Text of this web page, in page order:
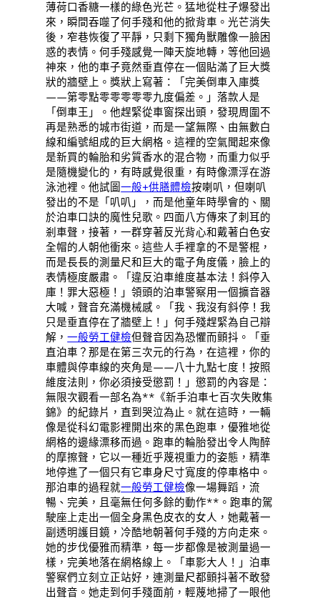
薄荷口香糖一樣的綠色光芒。猛地從柱子爆發出
來，瞬間吞噬了何手殘和他的掀背車。光芒消失
後，窄巷恢復了平靜，只剩下獨角獸雕像一臉困
惑的表情。何手殘感覺一陣天旋地轉，等他回過
神來，他的車子竟然垂直停在一個貼滿了巨大獎
狀的牆壁上。獎狀上寫著：「完美倒車入庫獎
——第零點零零零零零九度偏差。」落款人是
「倒車王」。他趕緊從車窗探出頭，發現周圍不
再是熟悉的城市街道，而是一望無際、由無數白
線和編號組成的巨大網格。這裡的空氣聞起來像
是新買的輪胎和劣質香水的混合物，而重力似乎
是隨機變化的，有時感覺很重，有時像漂浮在游
泳池裡。他試圖一般+供膳體檢按喇叭，但喇叭
發出的不是「叭叭」，而是他童年時學會的、關
於泊車口訣的魔性兒歌。四面八方傳來了刺耳的
剎車聲，接著，一群穿著反光背心和戴著白色安
全帽的人朝他衝來。這些人手裡拿的不是警棍，
而是長長的測量尺和巨大的電子角度儀，臉上的
表情極度嚴肅。「違反泊車維度基本法！斜停入
庫！罪大惡極！」領頭的泊車警察用一個擴音器
大喊，聲音充滿機械感。「我、我沒有斜停！我
只是垂直停在了牆壁上！」何手殘趕緊為自己辯
解，一般勞工健檢但聲音因為恐懼而顫抖。「垂
直泊車？那是在第三次元的行為，在這裡，你的
車體與停車線的夾角是——八十九點七度！按照
維度法則，你必須接受懲罰！」懲罰的內容是：
無限次觀看一部名為**《新手泊車七百次失敗集
錦》的紀錄片，直到哭泣為止。就在這時，一輛
像是從科幻電影裡開出來的黑色跑車，優雅地從
網格的邊緣漂移而過。跑車的輪胎發出令人陶醉
的摩擦聲，它以一種近乎蔑視重力的姿態，精準
地停進了一個只有它車身尺寸寬度的停車格中。
那泊車的過程就一般勞工健檢像一場舞蹈，流
暢、完美，且毫無任何多餘的動作**。跑車的駕
駛座上走出一個全身黑色皮衣的女人，她戴著一
副透明護目鏡，冷酷地朝著何手殘的方向走來。
她的步伐優雅而精準，每一步都像是被測量過一
樣，完美地落在網格線上。「車影大人！」泊車
警察們立刻立正站好，連測量尺都顫抖著不敢發
出聲音。她走到何手殘面前，輕蔑地掃了一眼他